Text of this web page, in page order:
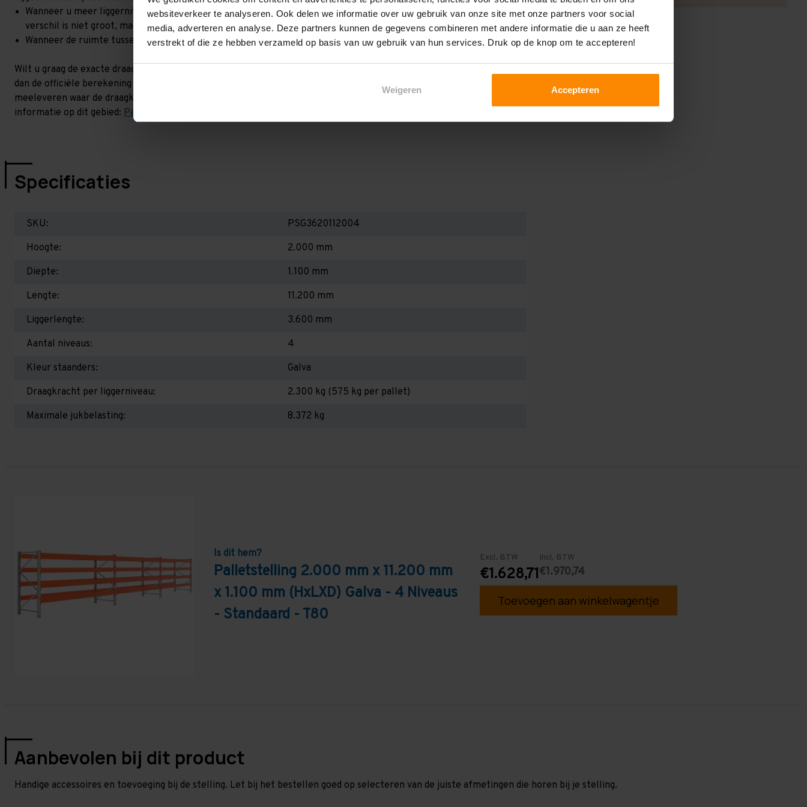
websiteverkeer te analyseren. Ook delen we informatie over uw gebruik van onze site met onze partners voor social
media, adverteren en analyse. Deze partners kunnen de gegevens combineren met andere informatie die u aan ze heeft
verstrekt of die ze hebben verzameld op basis van uw gebruik van hun services. Druk op de knop om te accepteren!
Weigeren Accepteren
Wanneer u meer liggerniveaus toevoegt, kan het zijn dat het draagvermogen per liggerniveau iets lager uit valt. Dit
verschil is niet groot, maar wel het beste om dit te laten berekenen!
Wanneer de ruimte tussen de liggerniveaus kleiner is dan 2,25 meter, valt de draagkracht juist iets hoger uit.
Wilt u graag de exacte draagkracht weten in uw situatie? Dan dient u even contact met ons op te nemen. Wij voeren
dan de officiële berekening uit. Dit doen we gratis en voor niets. Wij kunnen ook belastingbordjes of stickers
meeleveren waar de draagkracht van uw situatie op beschreven staat! Kortom, bij twijfel contact opnemen! Meer
informatie op dit gebied: Palletstellingen - Belangrijk om te weten!
Specificaties
SKU:
PSG3620112004
Hoogte:
2.000 mm
Diepte:
1.100 mm
Lengte:
11.200 mm
Liggerlengte:
3.600 mm
Aantal niveaus:
4
Kleur staanders:
Galva
Draagkracht per liggerniveau:
2.300 kg (575 kg per pallet)
Maximale jukbelasting:
8.372 kg
Is dit hem?
Palletstelling 2.000 mm x 11.200 mm
x 1.100 mm (HxLXD) Galva - 4 Niveaus
- Standaard - T80
Excl. BTW
€1.628,71
Incl. BTW
€1.970,74
Toevoegen aan winkelwagentje
Aanbevolen bij dit product
Handige accessoires en toevoeging bij de stelling. Let bij het bestellen goed op selecteren van de juiste afmetingen die horen bij je stelling.